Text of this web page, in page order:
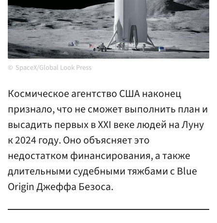
SpaceX/Global Look Press
Космическое агентство США наконец
признало, что не сможет выполнить план и
высадить первых в XXI веке людей на Луну
к 2024 году. Оно объясняет это
недостатком финансирования, а также
длительными судебными тяжбами с Blue
Origin Джеффа Безоса.